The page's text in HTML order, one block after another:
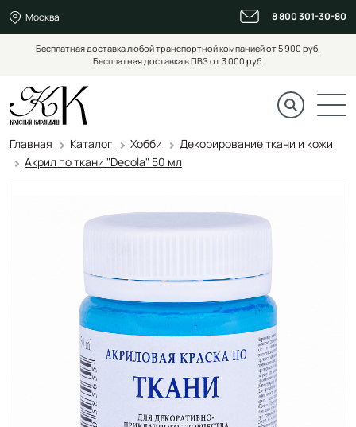
Москва 8 800 301-30-80
Бесплатная доставка любой транспортной компанией от 5 900 руб.
Бесплатная доставка в ПВЗ от 3 000 руб.
Главная Каталог Хобби
Декорирование ткани и кожи
Акрил по ткани "Decola" 50 мл